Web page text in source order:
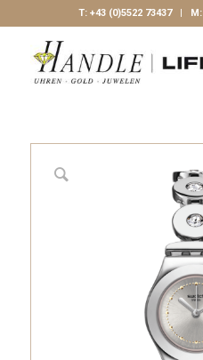
T: +43 (0)5522 73437| M: